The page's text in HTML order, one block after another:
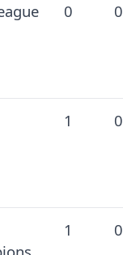
0 0
1 0
1 0